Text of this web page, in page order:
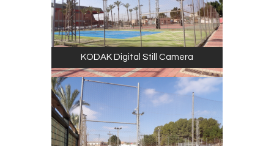
KODAK Digital Still Camera